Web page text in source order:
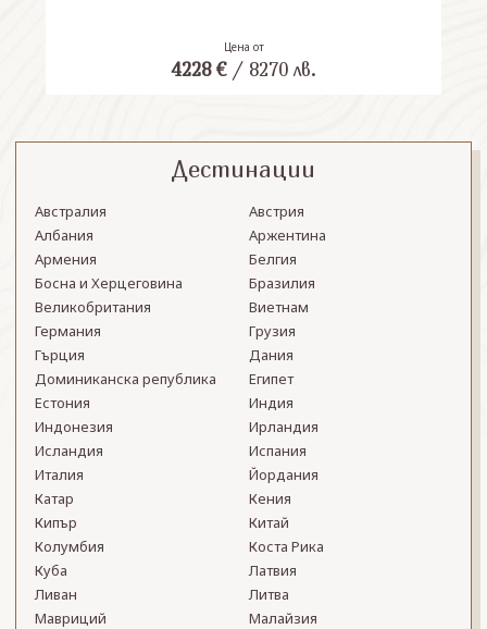
Цена от
4228 €/ 8270 лв.
Дестинации
Австралия
Австрия
Албания
Аржентина
Армения
Белгия
Босна и Херцеговина
Бразилия
Великобритания
Виетнам
Германия
Грузия
Гърция
Дания
Доминиканска република
Египет
Естония
Индия
Индонезия
Ирландия
Исландия
Испания
Италия
Йордания
Катар
Кения
Кипър
Китай
Колумбия
Коста Рика
Куба
Латвия
Ливан
Литва
Мавриций
Малайзия